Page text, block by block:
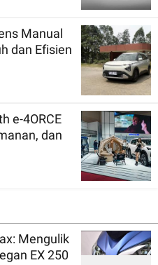
Manual
dan Efisien
e-4ORCE
dan
Mengulik
EX 250